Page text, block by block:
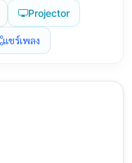
Projector
แชร์เพลง